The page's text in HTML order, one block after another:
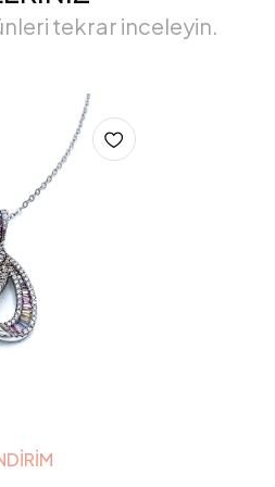
tekrar inceleyin.